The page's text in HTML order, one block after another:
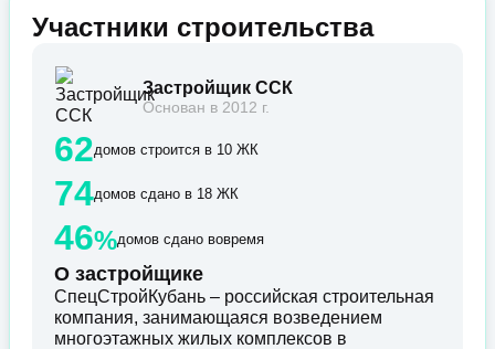
Участники строительства
Застройщик ССК
Основан в 2012 г.
62домов строится в 10 ЖК
74домов сдано в 18 ЖК
46%домов сдано вовремя
О застройщике
СпецСтройКубань – российская строительная
компания, занимающаяся возведением
многоэтажных жилых комплексов в